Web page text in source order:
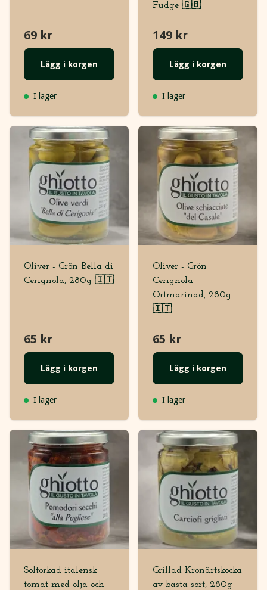
69 kr
Lägg i korgen
I lager
Fudge 🇬🇧
149 kr
Lägg i korgen
I lager
Oliver - Grön Bella di
Cerignola, 280g 🇮🇹
65 kr
Lägg i korgen
I lager
Oliver - Grön
Cerignola
Örtmarinad, 280g
🇮🇹
65 kr
Lägg i korgen
I lager
Soltorkad italensk
tomat med olja och
Grillad Kronärtskocka
av bästa sort, 280g